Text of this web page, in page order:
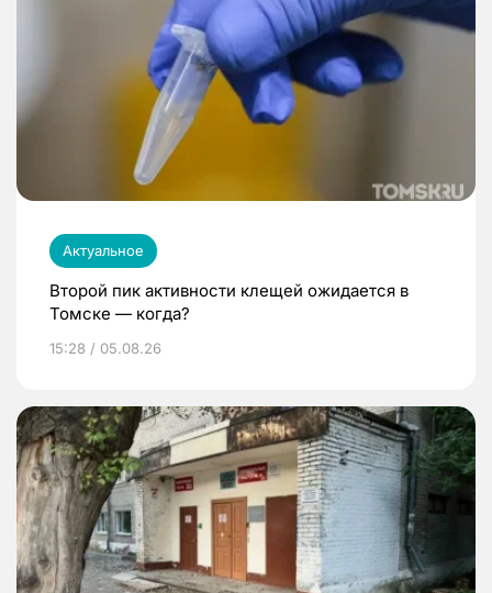
Актуальное
Второй пик активности клещей ожидается в
Томске — когда?
15:28 / 05.08.26